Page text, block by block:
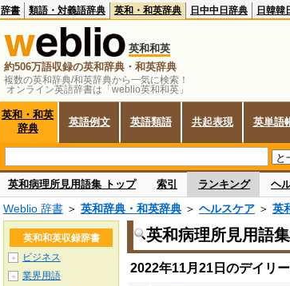
複数の英和辞典/和英辞典から一気に検索！
オンライン英語辞書は「weblio英和和英」
辞書 類語・対義語辞典 英和・和英辞典 日中中日辞典 日韓韓
英和和英
約506万語収録の英和辞典・和英辞典
英和・和英
辞典
英語例文 英語類語 共起表現 英単語
英和病理所見用語集 トップ 索引 ランキング ヘ
Weblio 辞書 ＞ 英和辞典・和英辞典 ＞ ヘルスケア ＞ 英
英和病理所見用語
2022年11月21日のデイリ
英和和英収録辞書
＋ ビジネス
＋ 業界用語